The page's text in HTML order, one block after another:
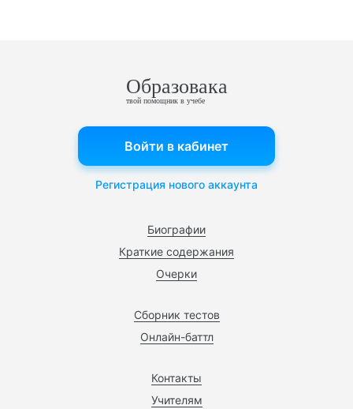
Образовака
твой помощник в учебе
Биографии
Краткие содержания
Очерки
Сборник тестов
Онлайн-баттл
Контакты
Учителям
Войти в кабинет
Регистрация нового аккаунта